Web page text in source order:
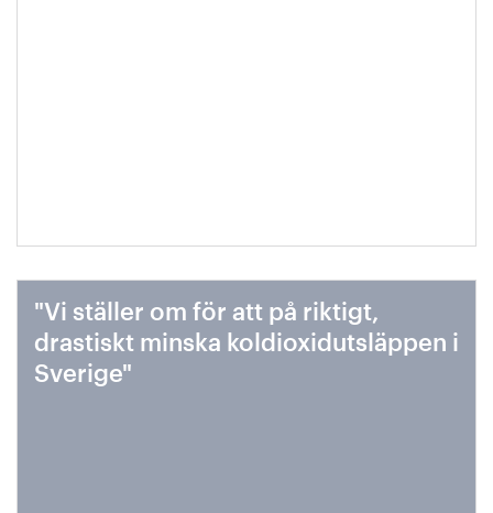
"Vi ställer om för att på riktigt,
drastiskt minska koldioxidutsläppen i
Sverige"